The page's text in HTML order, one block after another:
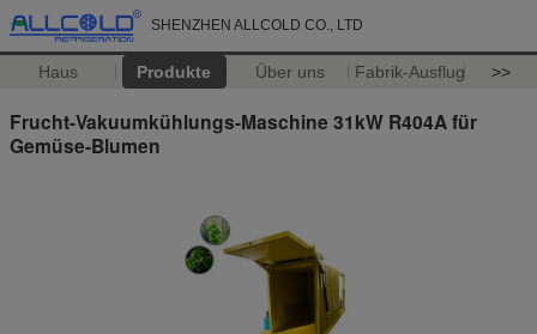
SHENZHEN ALLCOLD CO., LTD
Haus Produkte Über uns Fabrik-Ausflug >>
Frucht-Vakuumkühlungs-Maschine 31kW R404A für
Gemüse-Blumen